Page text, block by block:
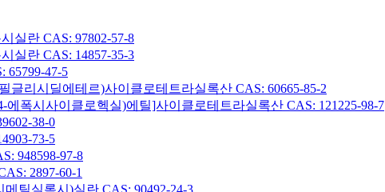
실란 CAS: 97802-57-8
실란 CAS: 14857-35-3
65799-47-5
글리시딜에테르)사이클로테트라실록산 CAS: 60665-85-2
에폭시사이클로헥실)에틸]사이클로테트라실록산 CAS: 121225-98-7
38-0
73-5
948598-97-8
2897-60-1
틸실록시)실란 CAS: 90492-24-3